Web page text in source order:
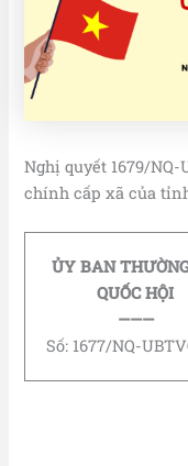
Nghị quyết 1679/
chính cấp xã của
ỦY BAN
QUỐC HỘI
———
Số: 1677/NQ-